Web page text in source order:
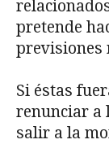
pretende
previsiones
Si éstas
renunciar a
salir a la